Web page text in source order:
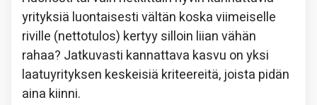
yrityksiä luontaisesti vältän koska viimeiselle
riville (nettotulos) kertyy silloin liian vähän
rahaa? Jatkuvasti kannattava kasvu on yksi
laatuyrityksen keskeisiä kriteereitä, joista pidän
aina kiinni.